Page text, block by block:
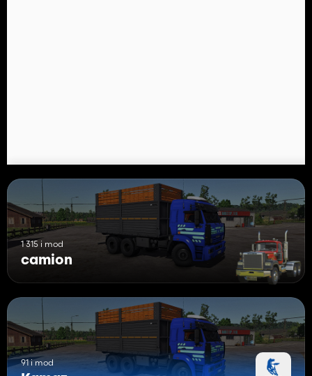
1 315 i mod
camion
91 i mod